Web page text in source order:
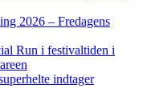
2026 – Fredagens
Run i festivaltiden i
indtager